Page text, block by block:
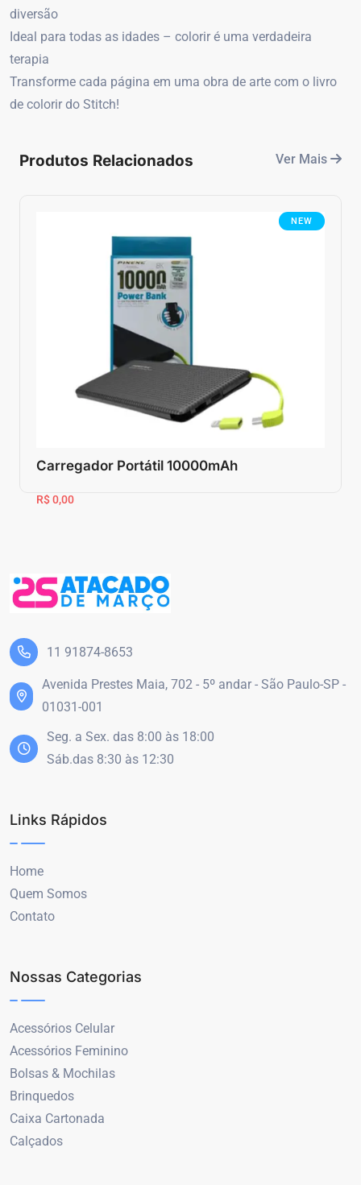
diversão
Ideal para todas as idades – colorir é uma verdadeira
terapia
Transforme cada página em uma obra de arte com o livro
de colorir do Stitch!
Produtos Relacionados Ver Mais
NEW
Carregador Portátil 10000mAh
R$ 0,00
11 91874-8653
Avenida Prestes Maia, 702 - 5º andar - São Paulo-SP -
01031-001
Seg. a Sex. das 8:00 às 18:00
Sáb.das 8:30 às 12:30
Links Rápidos
Home
Quem Somos
Contato
Nossas Categorias
Acessórios Celular
Acessórios Feminino
Bolsas & Mochilas
Brinquedos
Caixa Cartonada
Calçados